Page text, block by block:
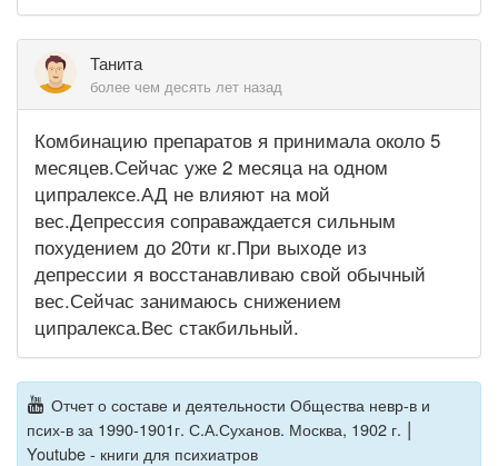
Танита
более чем десять лет назад
Комбинацию препаратов я принимала около 5
месяцев.Сейчас уже 2 месяца на одном
ципралексе.АД не влияют на мой
вес.Депрессия соправаждается сильным
похудением до 20ти кг.При выходе из
депрессии я восстанавливаю свой обычный
вес.Сейчас занимаюсь снижением
ципралекса.Вес стакбильный.
Отчет о составе и деятельности Общества невр-в и
псих-в за 1990-1901г. С.А.Суханов. Москва, 1902 г. |
Youtube - книги для психиатров